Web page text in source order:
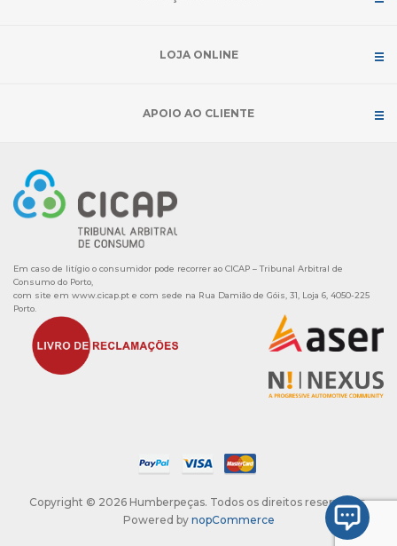
LOJA ONLINE
APOIO AO CLIENTE
Em caso de litígio o consumidor pode recorrer ao CICAP – Tribunal Arbitral de
Consumo do Porto,
com site em www.cicap.pt e com sede na Rua Damião de Góis, 31, Loja 6, 4050-225
Porto.
Copyright © 2026 Humberpeças. Todos os direitos reservados.
Powered by nopCommerce